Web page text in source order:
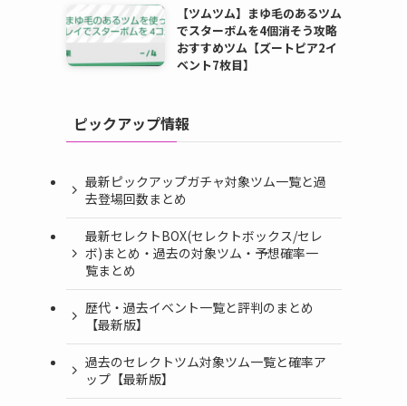
【ツムツム】まゆ毛のあるツム
でスターボムを4個消そう攻略
おすすめツム【ズートピア2イ
ベント7枚目】
ピックアップ情報
最新ピックアップガチャ対象ツム一覧と過
去登場回数まとめ
最新セレクトBOX(セレクトボックス/セレ
ボ)まとめ・過去の対象ツム・予想確率一
覧まとめ
歴代・過去イベント一覧と評判のまとめ
【最新版】
過去のセレクトツム対象ツム一覧と確率ア
ップ【最新版】